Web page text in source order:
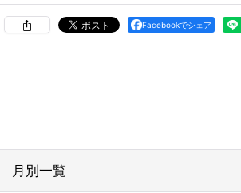
Facebookでシェア
月別一覧